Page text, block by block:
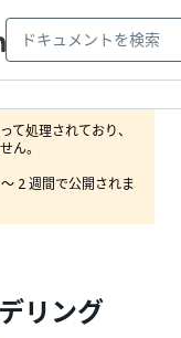
て処理されており、
ん。
2 週間で公開されま
リング